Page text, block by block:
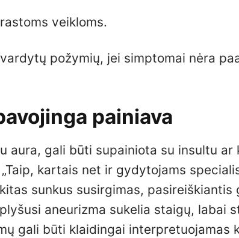
veikloms.
požymių, jei simptomai nėra
painiava
aura, gali būti supainiota su insultu ar
kartais net ir gydytojams
sunkus susirgimas, pasireiškiantis
aneurizma sukelia staigų, labai
gali būti klaidingai interpretuojamas